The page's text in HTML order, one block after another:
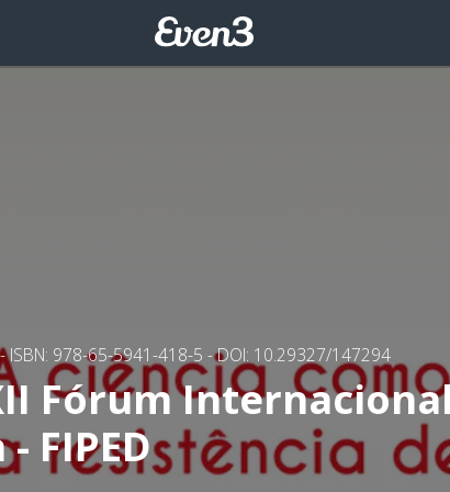
- ISBN: 978-65-5941-418-5 - DOI: 10.29327/147294
Fórum
FIPED